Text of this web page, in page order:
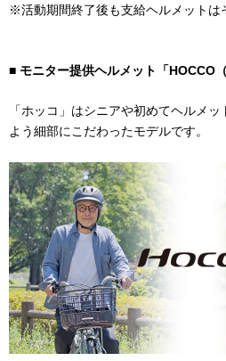
※活動期間終了後も支給ヘルメットは
■ モニター提供ヘルメット「HOCCO
「ホッコ」はシニアや初めてヘルメ
よう細部にこだわったモデルです。